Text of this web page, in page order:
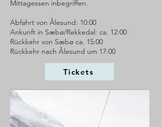
Mittagessen inbegriffen.
Abfahrt von Ålesund: 10:00
Ankunft in Sæbø/Rekkedal: ca. 12:00
Rückkehr von Sæbø ca. 15:00
Rückkehr nach Ålesund um 17:00
Tickets